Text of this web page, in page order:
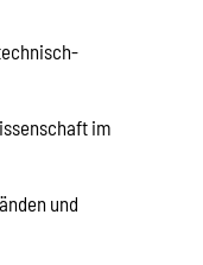
im
und